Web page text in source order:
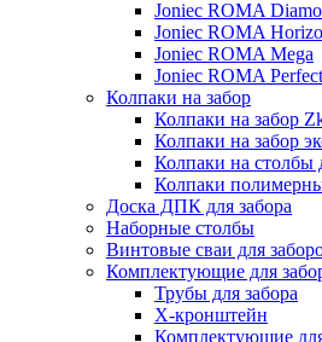
Joniec ROMA
Joniec ROMA
Joniec ROMA Mega
Joniec ROMA Perfect
Колпаки на забор
Колпаки на забор
Колпаки на забор
Колпаки на столбы
Колпаки
Доска ДПК для забора
Наборные столбы
Винтовые сваи для
Комплектующие для
Трубы для забора
Х-кронштейн
Комплектующие